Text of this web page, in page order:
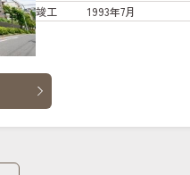
竣工
1993年7月